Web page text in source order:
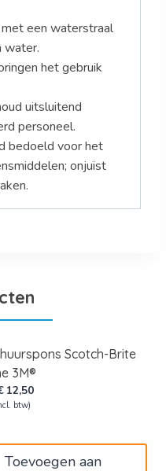
een waterstraal
water.
het gebruik
uitsluitend
personeel.
bedoeld voor het
onjuist
Scotch-Brite
3M®
12,50Huidige
btw)
Toevoegen aan